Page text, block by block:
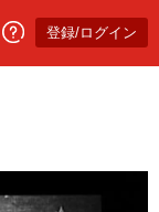
登録/ログイン